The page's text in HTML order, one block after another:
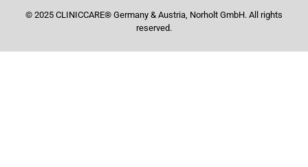
© 2025 CLINICCARE® Germany & Austria, Norholt GmbH. All rights
reserved.